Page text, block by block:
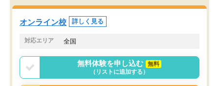
オンライン校 詳しく見る
対応エリア 全国
無料体験を申し込む
無料
（リストに追加する）